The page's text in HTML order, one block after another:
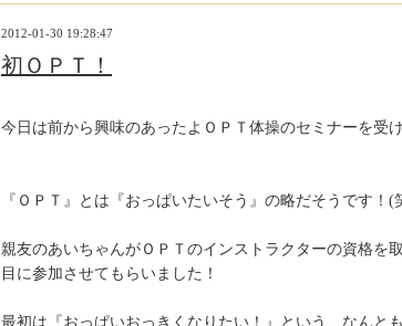
2012-01-30 19:28:47
初ＯＰＴ！
今日は前から興味のあったよＯＰＴ体操のセミナーを受
『ＯＰＴ』とは『おっぱいたいそう』の略だそうです！(
親友のあいちゃんがＯＰＴのインストラクターの資格を
目に参加させてもらいました！
最初は『おっぱいおっきくなりたい！』という、なんと